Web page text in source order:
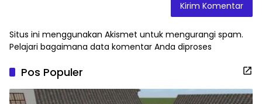
Situs ini menggunakan Akismet untuk mengurangi spam.
Pelajari bagaimana data komentar Anda diproses
Pos Populer